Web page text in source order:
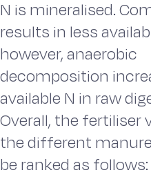
N is mineralised.
results in less
however, anaerobic
decomposition
available N in raw
Overall, the fertiliser
the different
be ranked as